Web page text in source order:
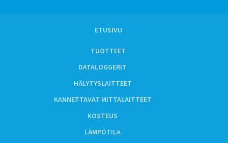
ETUSIVU
TUOTTEET
DATALOGGERIT
HÄLYTYSLAITTEET
KANNETTAVAT MITTALAITTEET
KOSTEUS
LÄMPÖTILA